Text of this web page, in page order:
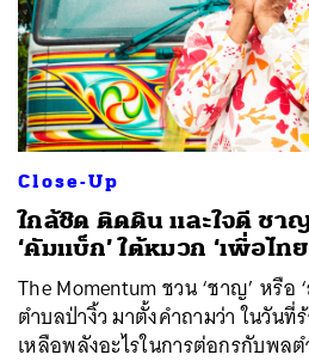
Close-Up
ใกล้ชิด ติดดิน และใจดี ช
‘คัมแบ็ก’ ใต้หมวก ‘เพื่อไทย
The Momentum ชวน ‘ชาญ’ หรือ
ตำบลป่างิ้ว มาตั้งคำถามว่า ในวันที่
เหลือพลังอะไรในการต่อกรกับพล